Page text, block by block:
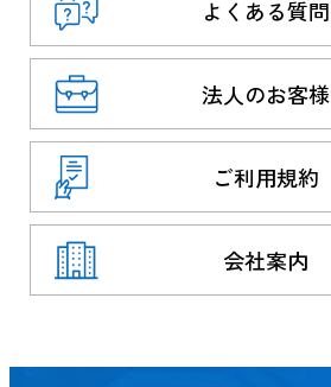
よくある質問
法人のお客様
ご利用規約
会社案内